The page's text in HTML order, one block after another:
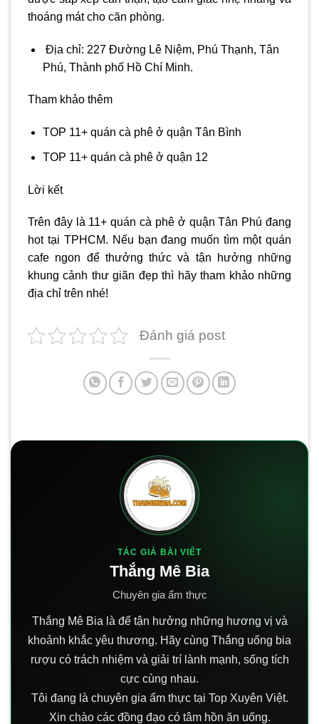
thoáng mát cho căn phòng.
Địa chỉ: 227 Đường Lê Niệm, Phú Thạnh, Tân
Phú, Thành phố Hồ Chí Minh.
Tham khảo thêm
TOP 11+ quán cà phê ở quận Tân Bình
TOP 11+ quán cà phê ở quận 12
Lời kết
Trên đây là 11+ quán cà phê ở quận Tân Phú đang
hot tại TPHCM. Nếu bạn đang muốn tìm một quán
cafe ngon để thưởng thức và tận hưởng những
khung cảnh thư giãn đẹp thì hãy tham khảo những
địa chỉ trên nhé!
Đánh giá post
TÁC GIẢ BÀI VIẾT
Thắng Mê Bia
Chuyên gia ẩm thực
Thắng Mê Bia là để tận hưởng những hương vị và
khoảnh khắc yêu thương. Hãy cùng Thắng uống bia
rượu có trách nhiệm và giải trí lành mạnh, sống tích
cực cùng nhau.
Tôi đang là chuyên gia ẩm thực tại Top Xuyên Việt.
Xin chào các đồng đạo có tâm hồn ăn uống.